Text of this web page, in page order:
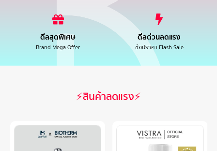
ดีลสุดพิเศษ
Brand Mega Offer
ดีลด่วนลดแรง
ช้อปราคา Flash Sale
⚡สินค้าลดแรง⚡